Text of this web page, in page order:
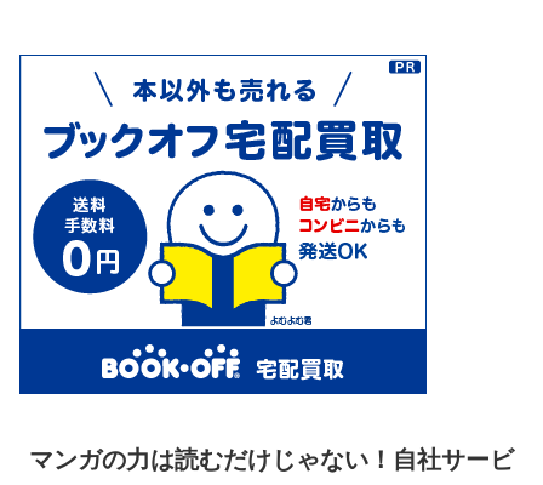
マンガの力は読むだけじゃない！自社サービ